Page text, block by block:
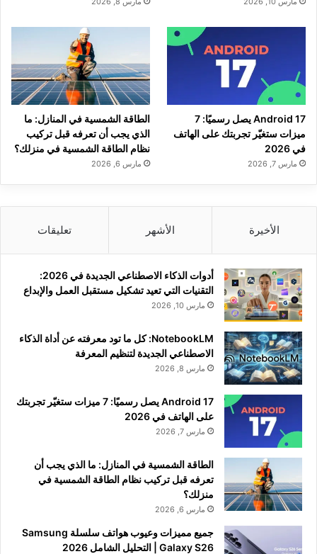
Android 17 يصل رسميًا: 7
ميزات ستغيّر تجربتك على الهاتف
في 2026
مارس 7, 2026
الطاقة الشمسية في المنازل: ما
الذي يجب أن تعرفه قبل تركيب
نظام الطاقة الشمسية في منزلك؟
مارس 6, 2026
الأخيرة الأشهر تعليقات
أدوات الذكاء الاصطناعي الجديدة في 2026:
التقنيات التي تعيد تشكيل مستقبل العمل والإبداع
مارس 10, 2026
NotebookLM: كل ما تود معرفته عن أداة الذكاء
الاصطناعي الجديدة لتنظيم المعرفة
مارس 8, 2026
Android 17 يصل رسميًا: 7 ميزات ستغيّر تجربتك
على الهاتف في 2026
مارس 7, 2026
الطاقة الشمسية في المنازل: ما الذي يجب أن
تعرفه قبل تركيب نظام الطاقة الشمسية في
منزلك؟
مارس 6, 2026
جميع مميزات وعيوب هواتف سلسلة Samsung
Galaxy S26 | التحليل الشامل 2026